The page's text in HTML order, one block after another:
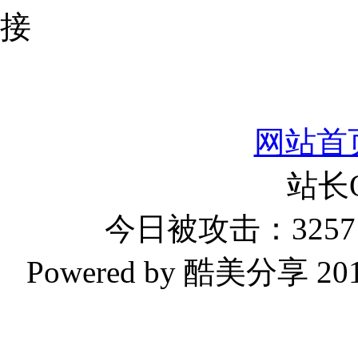
网站首
站
今日被攻击：
Powered by 酷美分享